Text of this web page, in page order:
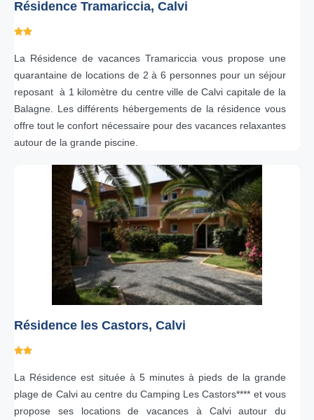
Résidence Tramariccia, Calvi
La Résidence de vacances Tramariccia vous propose une
quarantaine de locations de 2 à 6 personnes pour un séjour
reposant à 1 kilomètre du centre ville de Calvi capitale de la
Balagne. Les différents hébergements de la résidence vous
offre tout le confort nécessaire pour des vacances relaxantes
autour de la grande piscine.
Résidence les Castors, Calvi
La Résidence est située à 5 minutes à pieds de la grande
plage de Calvi au centre du Camping Les Castors**** et vous
propose ses locations de vacances à Calvi autour du